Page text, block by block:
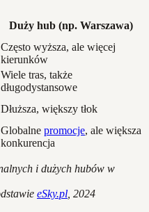
Duży hub (np. Warszawa)
Często wyższa, ale więcej
kierunków
Wiele tras, także
długodystansowe
Dłuższa, większy tłok
Globalne promocje, ale większa
konkurencja
i dużych hubów w
eSky.pl , 2024